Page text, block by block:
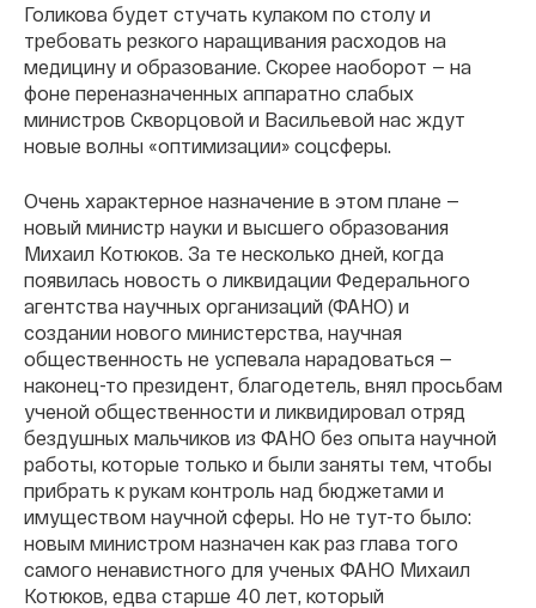
Голикова будет стучать кулаком по столу и
требовать резкого наращивания расходов на
медицину и образование. Скорее наоборот — на
фоне переназначенных аппаратно слабых
министров Скворцовой и Васильевой нас ждут
новые волны «оптимизации» соцсферы.
Очень характерное назначение в этом плане —
новый министр науки и высшего образования
Михаил Котюков. За те несколько дней, когда
появилась новость о ликвидации Федерального
агентства научных организаций (ФАНО) и
создании нового министерства, научная
общественность не успевала нарадоваться —
наконец-то президент, благодетель, внял просьбам
ученой общественности и ликвидировал отряд
бездушных мальчиков из ФАНО без опыта научной
работы, которые только и были заняты тем, чтобы
прибрать к рукам контроль над бюджетами и
имуществом научной сферы. Но не тут-то было:
новым министром назначен как раз глава того
самого ненавистного для ученых ФАНО Михаил
Котюков, едва старше 40 лет, который